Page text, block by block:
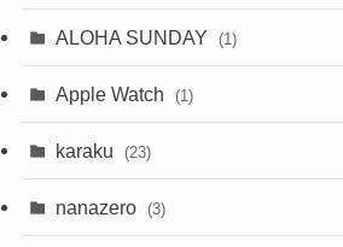
ALOHA SUNDAY (1)
Apple Watch (1)
karaku (23)
nanazero (3)